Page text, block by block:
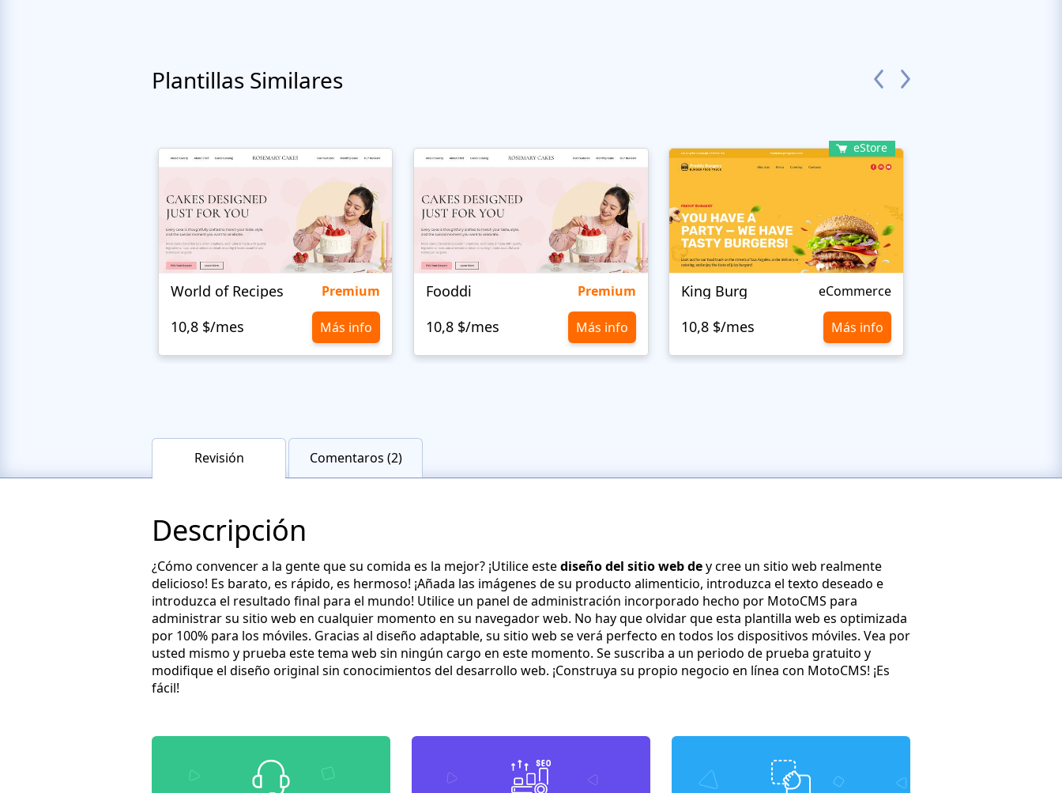
Plantillas Similares
World of Recipes Premium
10,8 $/mes Más info
Fooddi Premium
10,8 $/mes Más info
eStore
King Burg eCommerce
10,8 $/mes Más info
Revisión Comentaros (2)
Descripción
¿Cómo convencer a la gente que su comida es la mejor? ¡Utilice estediseño del sitio web dey cree un sitio web realmente
delicioso! Es barato, es rápido, es hermoso! ¡Añada las imágenes de su producto alimenticio, introduzca el texto deseado e
introduzca el resultado final para el mundo! Utilice un panel de administración incorporado hecho por MotoCMS para
administrar su sitio web en cualquier momento en su navegador web. No hay que olvidar que esta plantilla web es optimizada
por 100% para los móviles. Gracias al diseño adaptable, su sitio web se verá perfecto en todos los dispositivos móviles. Vea por
usted mismo y prueba este tema web sin ningún cargo en este momento. Se suscriba a un periodo de prueba gratuito y
modifique el diseño original sin conocimientos del desarrollo web. ¡Construya su propio negocio en línea con MotoCMS! ¡Es
fácil!